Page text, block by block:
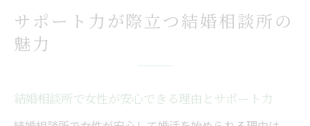
婚活で女性を支える結婚相談所の特徴を解
すぐ決まる人に共通する結婚相談所活用法
女性の安心婚活を叶えるサポート体制
女性が安心して婚活できる結婚相談所の支
サポート力が際立つ結婚相談所の
魅力
結婚相談所で女性が安心できる理由とサポート力